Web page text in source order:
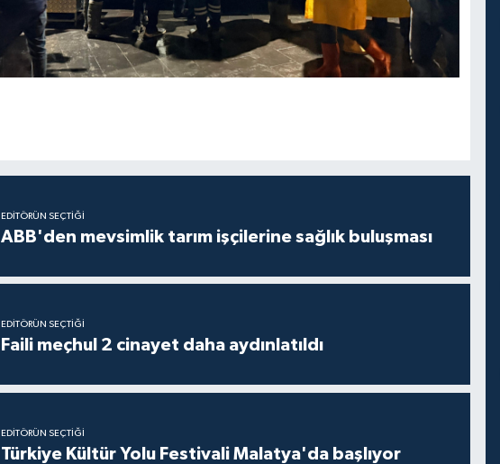
EDITÖRÜN SEÇTIĞI
ABB'den mevsimlik tarım işçilerine sağlık buluşması
EDITÖRÜN SEÇTIĞI
Faili meçhul 2 cinayet daha aydınlatıldı
EDITÖRÜN SEÇTIĞI
Türkiye Kültür Yolu Festivali Malatya'da başlıyor